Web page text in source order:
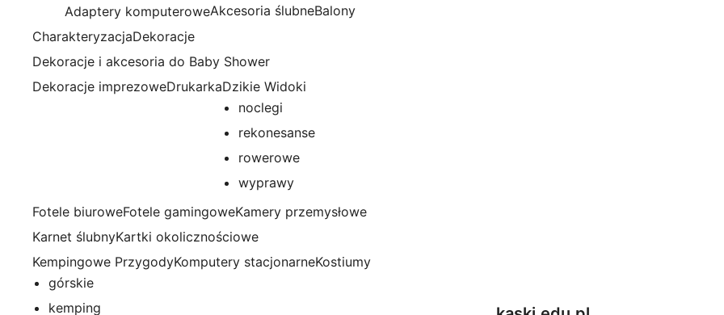
Adaptery komputeroweAkcesoria ślubneBalony
CharakteryzacjaDekoracje
Dekoracje i akcesoria do Baby Shower
Dekoracje imprezoweDrukarkaDzikie Widoki
noclegi
rekonesanse
rowerowe
wyprawy
Fotele biuroweFotele gamingoweKamery przemysłowe
Karnet ślubnyKartki okolicznościowe
Kempingowe Przygody
górskie
kemping
Komputery stacjonarneKostiumy